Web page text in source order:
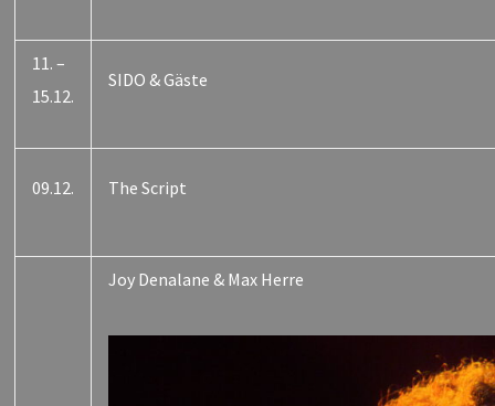
11. –
15.12.
SIDO & Gäste
09.12. The Script
Joy Denalane & Max Herre